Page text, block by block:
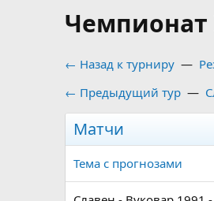
Чемпионат
← Назад к турниру —
← Предыдущий тур —
Матчи
Тема с прогнозами